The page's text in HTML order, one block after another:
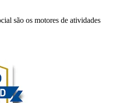
são os motores de atividades